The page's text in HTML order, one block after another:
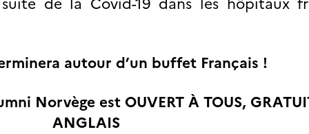
autour d’un buffet Français !
Norvège est OUVERT À TOUS,
ANGLAIS